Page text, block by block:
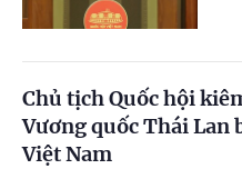
Chủ tịch Quốc hội
Vương quốc Thái Lan
Việt Nam